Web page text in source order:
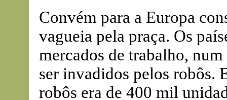
Convém para a Europa
vagueia pela praça. Os
mercados de trabalho,
ser invadidos pelos robôs.
robôs era de 400 mil